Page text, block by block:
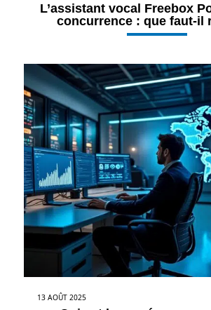
L’assistant vocal Freebox
concurrence : que faut-il
13 AOÛT 2025